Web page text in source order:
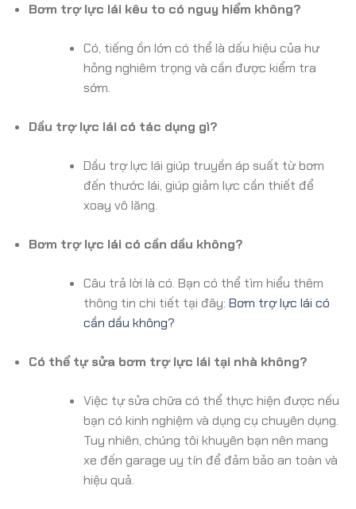
Bơm trợ lực lái kêu to có nguy hiểm không?
Có, tiếng ồn lớn có thể là dấu hiệu của hư
hỏng nghiêm trọng và cần được kiểm tra
sớm.
Dầu trợ lực lái có tác dụng gì?
Dầu trợ lực lái giúp truyền áp suất từ bơm
đến thước lái, giúp giảm lực cần thiết để
xoay vô lăng.
Bơm trợ lực lái có cần dầu không?
Câu trả lời là có. Bạn có thể tìm hiểu thêm
thông tin chi tiết tại đây: Bơm trợ lực lái có
cần dầu không?
Có thể tự sửa bơm trợ lực lái tại nhà không?
Việc tự sửa chữa có thể thực hiện được nếu
bạn có kinh nghiệm và dụng cụ chuyên dụng.
Tuy nhiên, chúng tôi khuyên bạn nên mang
xe đến garage uy tín để đảm bảo an toàn và
hiệu quả.